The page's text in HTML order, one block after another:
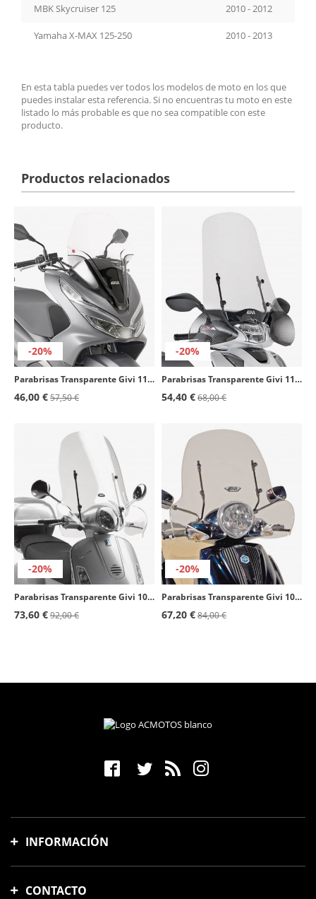
MBK Skycruiser 125 2010 - 2012
Yamaha X-MAX 125-250 2010 - 2013
En esta tabla puedes ver todos los modelos de moto en los que
puedes instalar esta referencia. Si no encuentras tu moto en este
listado lo más probable es que no sea compatible con este
producto.
Productos relacionados
-20%
Parabrisas Transparente Givi 1129DT para Honda PCX 125 (18-20)
46,00 €57,50 €
-20%
Parabrisas Transparente Givi 1117A para Honda SH 125i/150i (12-19)
54,40 €68,00 €
-20%
Parabrisas Transparente Givi 104A para Piaggio Vespa LX 50/125/150 (05-14), Granturismo 125/200 (03-08), GTS 125/150/250/300/310
73,60 €92,00 €
-20%
Parabrisas Transparente Givi 103A para Piaggio Beverly Tourer 125/250/300/400 (08-10)
67,20 €84,00 €
INFORMACIÓN
Formas de pago
CONTACTO